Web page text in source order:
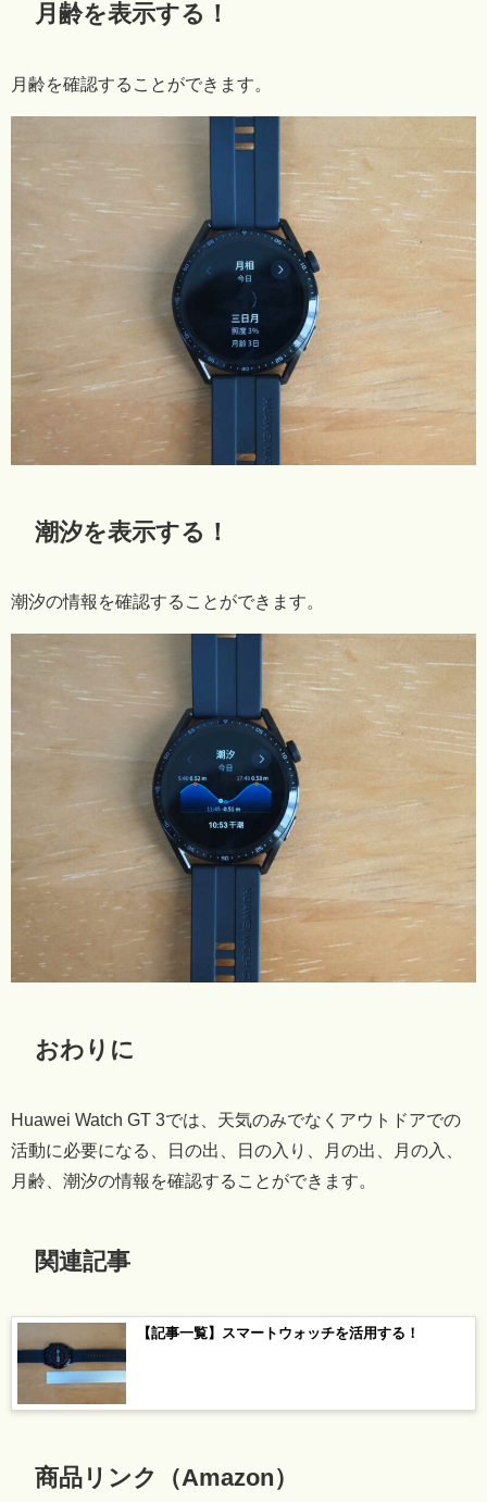
月齢を表示する！
月齢を確認することができます。
潮汐を表示する！
潮汐の情報を確認することができます。
おわりに
Huawei Watch GT 3では、天気のみでなくアウトドアでの
活動に必要になる、日の出、日の入り、月の出、月の入、
月齢、潮汐の情報を確認することができます。
関連記事
【記事一覧】スマートウォッチを活用する！
商品リンク（Amazon）